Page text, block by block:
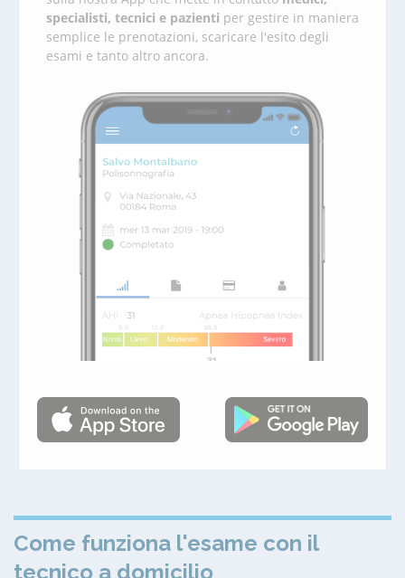
specialisti, tecnici e pazienti per gestire in maniera
semplice le prenotazioni, scaricare l'esito degli
esami e tanto altro ancora.
Come funziona l'esame con il
tecnico a domicilio